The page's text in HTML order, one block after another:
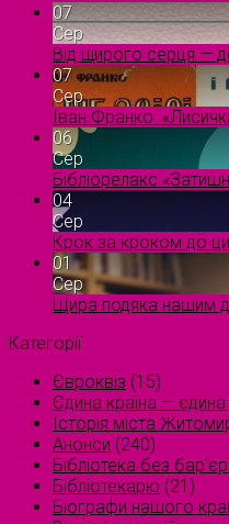
07
Сер
Від щирого серця —
07
Сер
Іван Франко.
06
Сер
Бібліорелакс
04
Сер
Крок за кроком до
01
Сер
Щира подяка нашим
Категорії
Євроквіз (15)
Єдина країна — єдина
Історія міста
Анонси (240)
Бібліотека без
Бібліотекарю (21)
Біографи нашого